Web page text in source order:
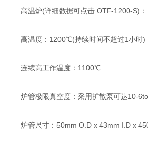
高温炉(详细数据可点击 OTF-1200-S)：
高温度：1200℃(持续时间不超过1小时)
连续高工作温度：1100℃
炉管极限真空度：采用扩散泵可达10-
炉管尺寸：50mm O.D x 43mm I.D x